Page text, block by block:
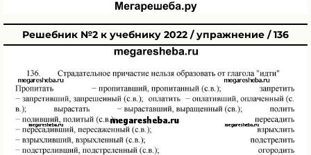
Решебник №2 к учебнику 2022 / упражнение / 136